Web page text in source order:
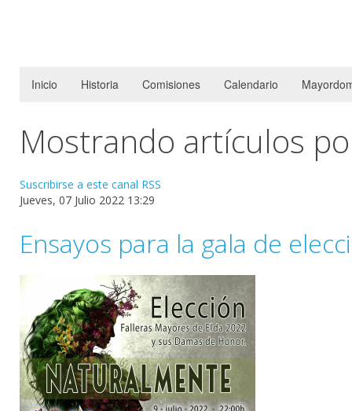
Inicio Historia Comisiones Calendario
Mostrando artículos
Suscribirse a este canal RSS
Jueves, 07 Julio 2022 13:29
Ensayos para la gala de